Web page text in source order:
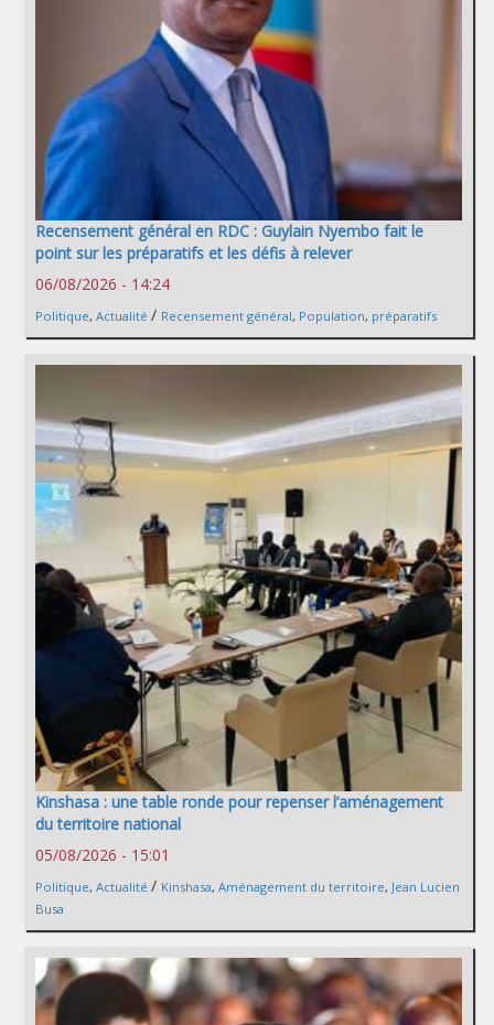
Recensement général en RDC : Guylain Nyembo fait le
point sur les préparatifs et les défis à relever
06/08/2026 - 14:24
Politique, Actualité / Recensement général, Population, préparatifs
Kinshasa : une table ronde pour repenser l’aménagement
du territoire national
05/08/2026 - 15:01
Politique, Actualité / Kinshasa, Aménagement du territoire, Jean Lucien
Busa